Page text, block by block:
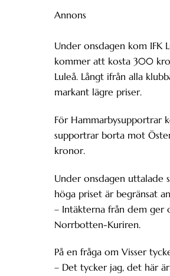
Annons
Under onsdagen kom IFK
kommer att kosta 300
Luleå. Långt ifrån alla
markant lägre priser.
För Hammarbysupportrar
supportrar borta mot
kronor.
Under onsdagen uttalade
höga priset är begränsat
– Intäkterna från dem ger
Norrbotten-Kuriren.
På en fråga om Visser
– Det tycker jag, det här